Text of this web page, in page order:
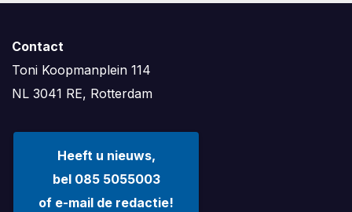
Contact
Toni Koopmanplein 114
NL 3041 RE, Rotterdam
Heeft u nieuws,
bel 085 5055003
of e-mail de redactie!